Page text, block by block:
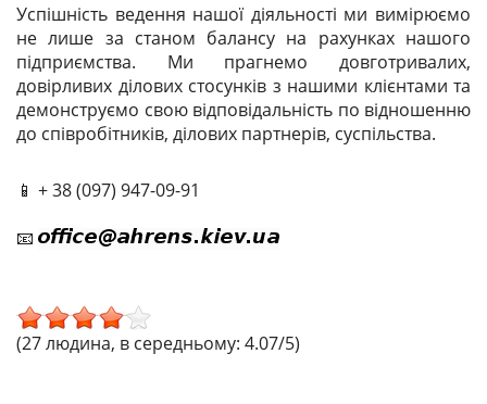
Успішність ведення нашої діяльності ми вимірюємо
не лише за станом балансу на рахунках нашого
підприємства. Ми прагнемо довготривалих,
довірливих ділових стосунків з нашими клієнтами та
демонструємо свою відповідальність по відношенню
до співробітників, ділових партнерів, суспільства.
📱 + 38 (097) 947-09-91
📧
(27 людина, в середньому: 4.07/5)